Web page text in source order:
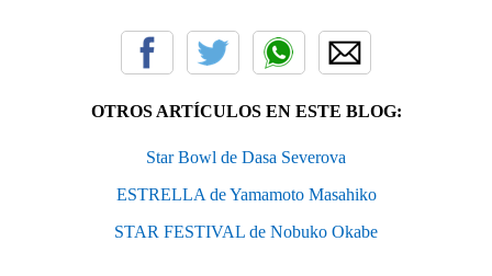
OTROS ARTÍCULOS EN ESTE BLOG:
Star Bowl de Dasa Severova
ESTRELLA de Yamamoto Masahiko
STAR FESTIVAL de Nobuko Okabe